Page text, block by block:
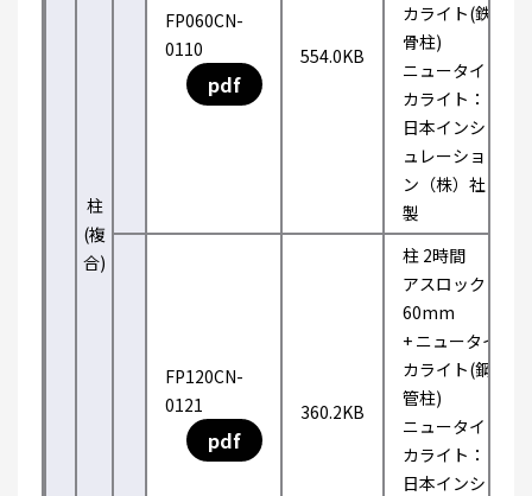
柱
(複
合)
FP060CN-
0110
pdf
554.0KB
カライト(鉄
骨柱)
ニュータイ
カライト：
日本インシ
ュレーショ
ン（株）社
製
FP120CN-
0121
pdf
360.2KB
柱 2時間
アスロック
60mm
+ ニュータイ
カライト(鋼
管柱)
ニュータイ
カライト：
日本インシ